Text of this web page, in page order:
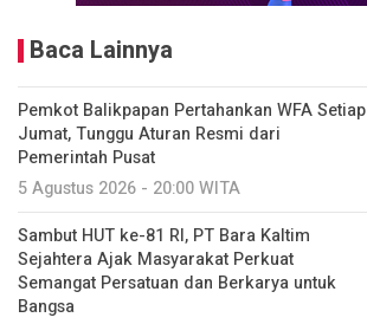
Baca Lainnya
Pemkot Balikpapan Pertahankan WFA Setiap
Jumat, Tunggu Aturan Resmi dari
Pemerintah Pusat
5 Agustus 2026 - 20:00 WITA
Sambut HUT ke-81 RI, PT Bara Kaltim
Sejahtera Ajak Masyarakat Perkuat
Semangat Persatuan dan Berkarya untuk
Bangsa